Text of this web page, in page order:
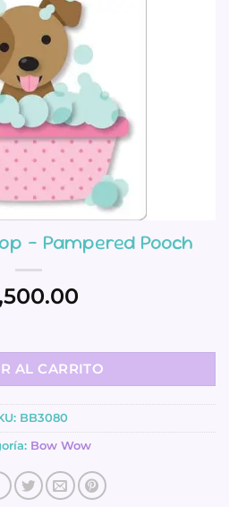
– Pampered Pooch
Pooch cantidad
AL CARRITO
BB3080
Bow Wow